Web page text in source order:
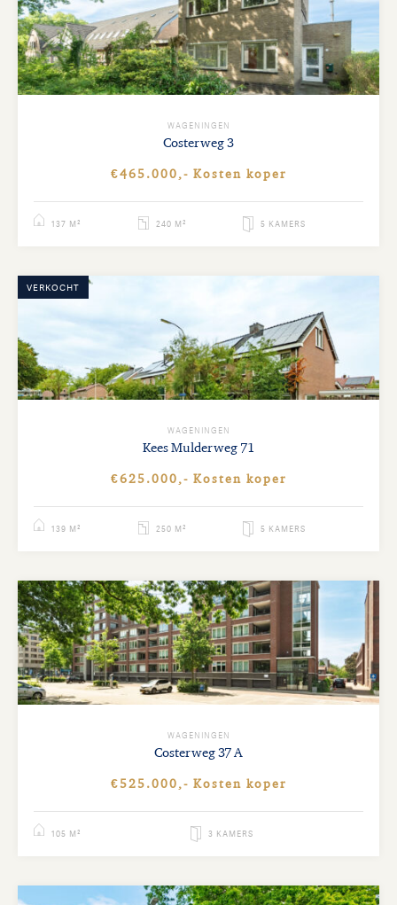
WAGENINGEN
Costerweg3
€465.000,- Kosten koper
137 M² 240 M² 5 KAMERS
VERKOCHT
WAGENINGEN
Kees Mulderweg 71
€625.000,- Kosten koper
139 M² 250 M² 5 KAMERS
WAGENINGEN
Costerweg37 A
€525.000,- Kosten koper
105 M² 3 KAMERS